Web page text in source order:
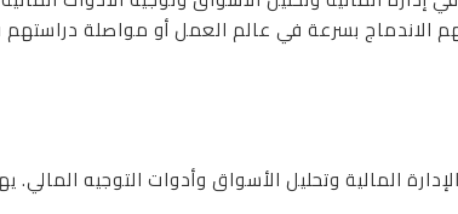
الاندماج بسرعة في عالم العمل أو مواصلة دراستهم
المالية وتحليل الأسواق وأدوات التوجيه